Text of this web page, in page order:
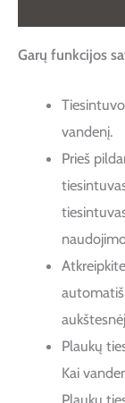
Garų funkcijos
vandenį.
Prieš
Plaukų
Kai